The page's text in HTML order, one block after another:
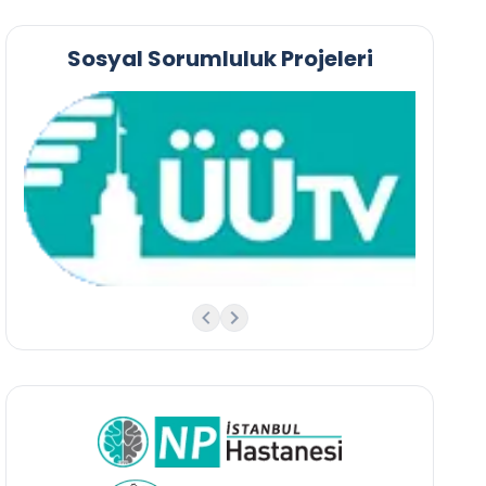
Sosyal Sorumluluk Projeleri